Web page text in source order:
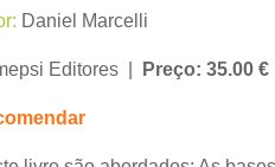
Daniel Marcelli
Editores | Preço: 35.00 €